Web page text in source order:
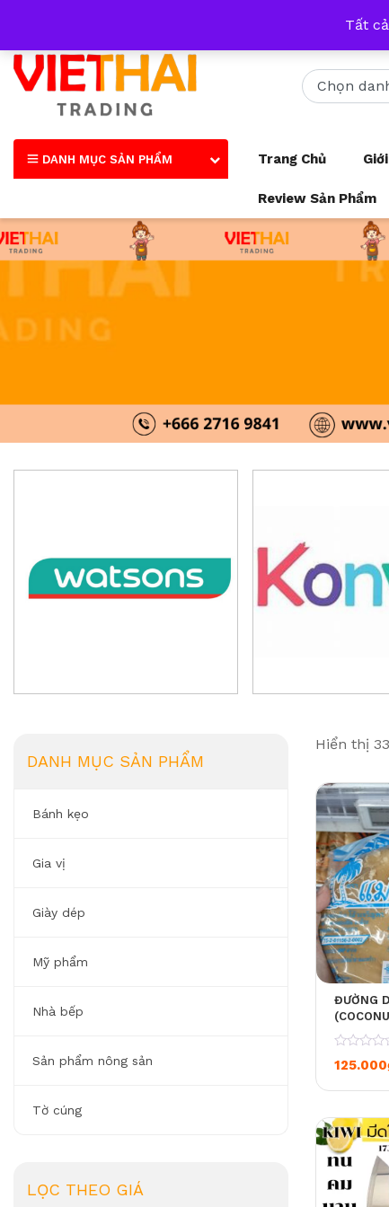
Nhận tư vấn qua tất cả các trang mạng xã hội và số điện
DANH MỤC SẢN PHẨM Trang Chủ
Review Sản Phẩm
DANH MỤC SẢN PHẨM
Bánh kẹo
Gia vị
Giày dép
Mỹ phẩm
Nhà bếp
Sản phẩm nông sản
Tờ cúng
LỌC THEO GIÁ
Hiển thị
ĐƯỜNG
125.000
Tất